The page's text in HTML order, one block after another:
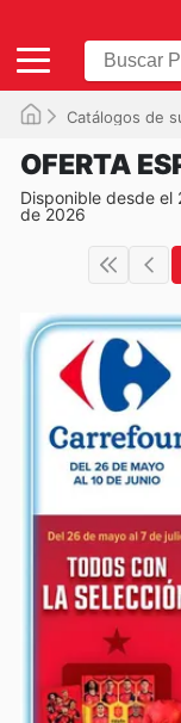
Catálogos de
OFERTA
Disponible desde el
de 2026